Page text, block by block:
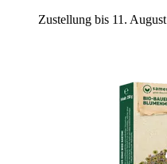
Zustellung bis 11. August